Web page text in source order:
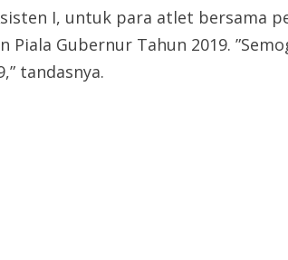
I, untuk para atlet bersama
Gubernur Tahun 2019.
tandasnya.